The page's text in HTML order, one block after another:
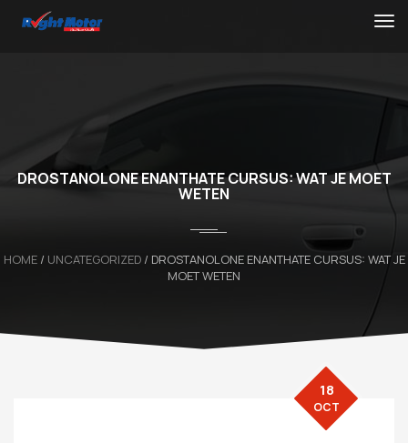
DROSTANOLONE ENANTHATE CURSUS: WAT JE MOET
WETEN
HOME/ UNCATEGORIZED/ DROSTANOLONE ENANTHATE CURSUS: WAT JE
MOET WETEN
18
OCT